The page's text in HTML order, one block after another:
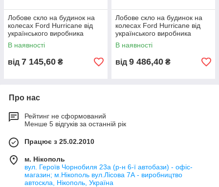
Лобове скло на будинок на
колесах Ford Hurricane від
українського виробника
автоскла
В наявності
від 7 145,60 ₴
Лобове скло на будинок на
колесах Ford Hurricane від
українського виробника
автоскла
В наявності
від 9 486,40 ₴
Про нас
Рейтинг не сформований
Менше 5 відгуків за останній рік
Працює з 25.02.2010
м. Нікополь
вул. Героїв Чорнобиля 23а (р-н 6-ї автобази) - офіс-
магазин; м.Нікополь вул.Лісова 7А - виробництво
автоскла, Нікополь, Україна